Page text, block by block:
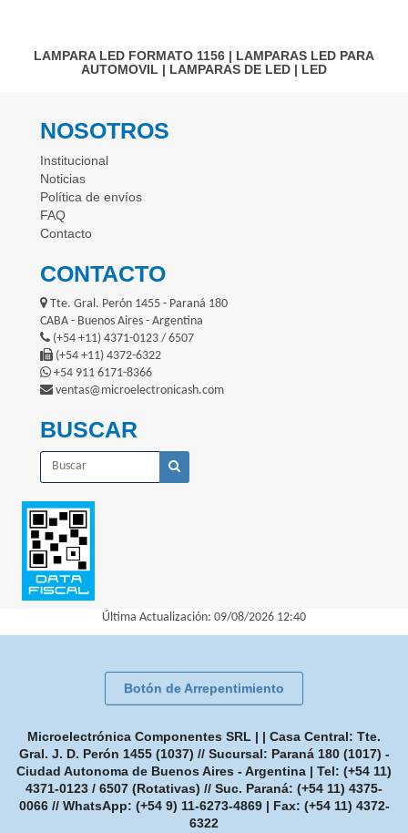
LAMPARA LED FORMATO 1156 | LAMPARAS LED PARA
AUTOMOVIL | LAMPARAS DE LED | LED
NOSOTROS
Institucional
Noticias
Política de envíos
FAQ
Contacto
CONTACTO
Tte. Gral. Perón 1455 - Paraná 180
CABA - Buenos Aires - Argentina
(+54 +11) 4371-0123 / 6507
(+54 +11) 4372-6322
+54 911 6171-8366
ventas@microelectronicash.com
BUSCAR
Última Actualización: 09/08/2026 12:40
Botón de Arrepentimiento
Microelectrónica Componentes SRL | | Casa Central: Tte.
Gral. J. D. Perón 1455 (1037) // Sucursal: Paraná 180 (1017) -
Ciudad Autonoma de Buenos Aires - Argentina | Tel: (+54 11)
4371-0123 / 6507 (Rotativas) // Suc. Paraná: (+54 11) 4375-
0066 // WhatsApp: (+54 9) 11-6273-4869| Fax: (+54 11) 4372-
6322